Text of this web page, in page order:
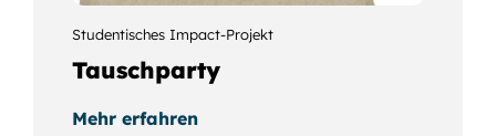
Studentisches Impact-Projekt
Tauschparty
Mehr erfahren